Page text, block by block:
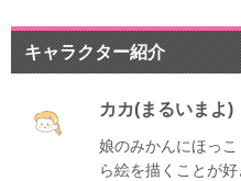
キャラクター紹介
カカ(まるいまよ)
娘のみかんにほっ
ら絵を描くことが好